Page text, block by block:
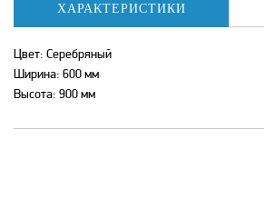
ХАРАКТЕРИСТИКИ
Цвет: Серебряный
Ширина: 600 мм
Высота: 900 мм